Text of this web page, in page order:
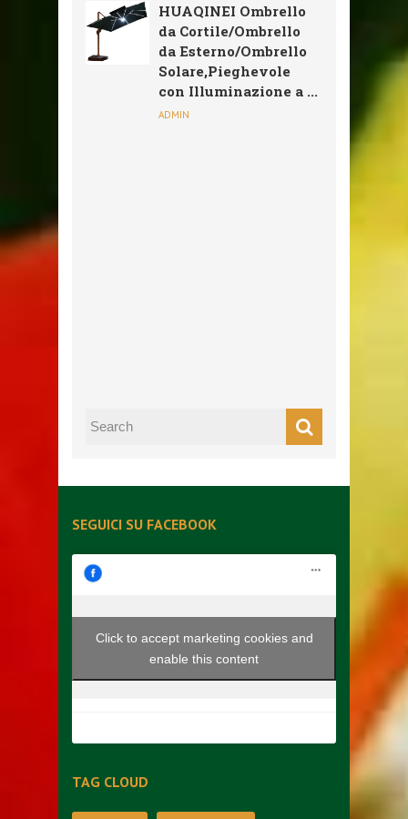
HUAQINEI Ombrello
da Cortile/Ombrello
da Esterno/Ombrello
Solare,Pieghevole
con Illuminazione a ...
ADMIN
SEGUICI SU FACEBOOK
Click to accept marketing cookies and
enable this content
TAG CLOUD